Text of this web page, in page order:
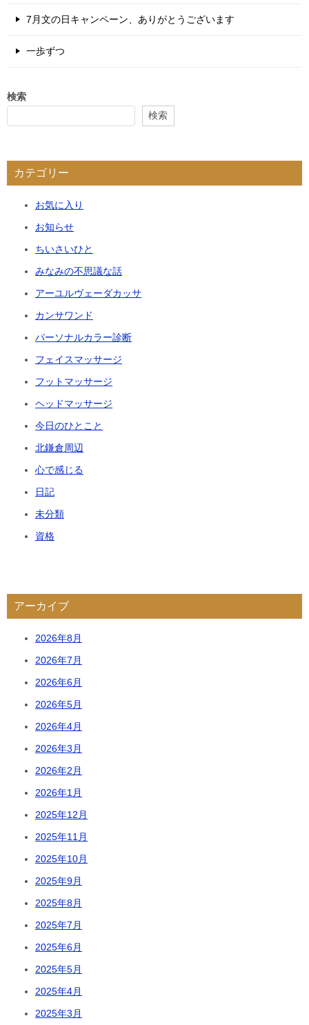
7月文の日キャンペーン、ありがとうございます
一歩ずつ
検索
検索
カテゴリー
お気に入り
お知らせ
ちいさいひと
みなみの不思議な話
アーユルヴェーダカッサ
カンサワンド
パーソナルカラー診断
フェイスマッサージ
フットマッサージ
ヘッドマッサージ
今日のひとこと
北鎌倉周辺
心で感じる
日記
未分類
資格
アーカイブ
2026年8月
2026年7月
2026年6月
2026年5月
2026年4月
2026年3月
2026年2月
2026年1月
2025年12月
2025年11月
2025年10月
2025年9月
2025年8月
2025年7月
2025年6月
2025年5月
2025年4月
2025年3月